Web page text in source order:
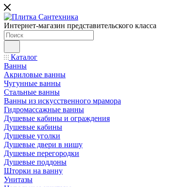
Интернет-магазин представительского класса
Каталог
Ванны
Акриловые ванны
Чугунные ванны
Стальные ванны
Ванны из искусственного мрамора
Гидромассажные ванны
Душевые кабины и ограждения
Душевые кабины
Душевые уголки
Душевые двери в нишу
Душевые перегородки
Душевые поддоны
Шторки на ванну
Унитазы